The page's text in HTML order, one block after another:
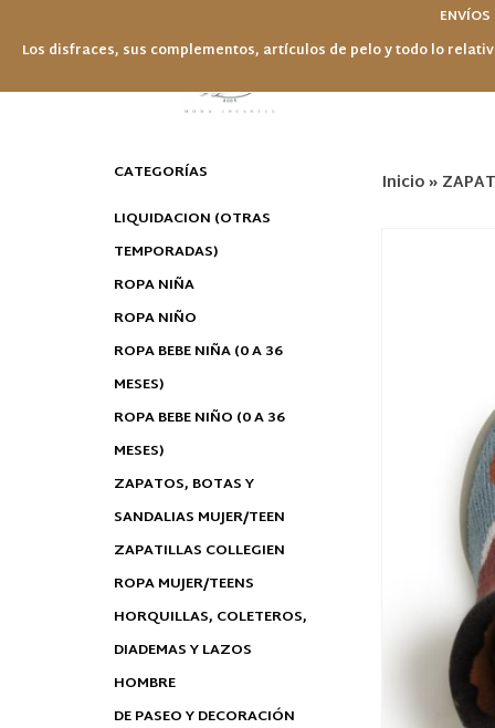
Los disfraces, sus complementos, artículos de pelo y todo lo
CATEGORÍAS
LIQUIDACION (OTRAS
TEMPORADAS)
ROPA NIÑA
ROPA NIÑO
ROPA BEBE NIÑA (0 A 36
MESES)
ROPA BEBE NIÑO (0 A 36
MESES)
ZAPATOS, BOTAS Y
SANDALIAS MUJER/TEEN
ZAPATILLAS COLLEGIEN
ROPA MUJER/TEENS
HORQUILLAS, COLETEROS,
DIADEMAS Y LAZOS
HOMBRE
DE PASEO Y DECORACIÓN
Inicio»